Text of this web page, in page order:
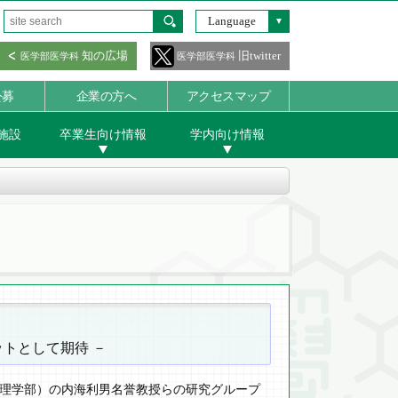
医学部医学科 知の広場 医学部医学科 旧twitter
Language
企業の方へ アクセスマップ
設 卒業生向け情報 学内向け情報
として期待 －
学部）の内海利男名誉教授らの研究グループ